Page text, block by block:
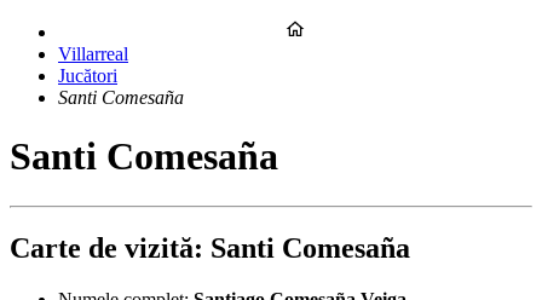
Villarreal
Jucători
Santi Comesaña
Santi Comesaña
Carte de vizită: Santi Comesaña